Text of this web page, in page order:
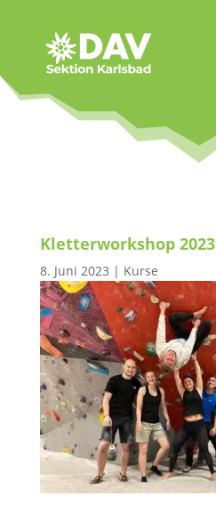
Kletterworkshop 2023
8. Juni 2023 | Kurse